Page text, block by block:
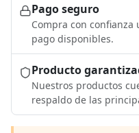
Pago seguro
Compra con
pago disponibles.
Producto
Nuestros productos
respaldo de las